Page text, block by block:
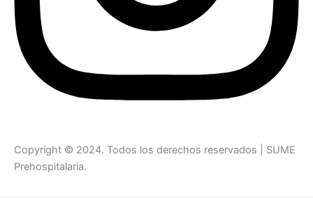
Copyright © 2024. Todos los derechos reservados | SUME
Prehospitalaria.